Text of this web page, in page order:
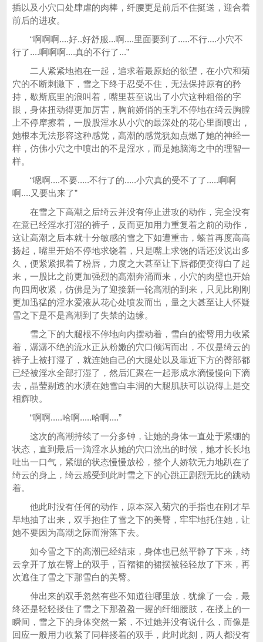
插以及小穴口处肆虐的肉棒，纤腰更是前后不住挺送，迎合着
前后的进攻。
“啊啊啊....好..好舒服...啊....里面要到了.....不行....小穴不
行了....啊啊啊....真的不行了...”
二人紧紧地抱在一起，追求着最原始的欲望，在小穴和菊
穴的不断刺激下，雪之下终于忍受不住，无法保持原有的矜
持，歇斯底里的浪叫着，嘴里甚至说出了小穴这种粗俗的字
眼，身体扭动得更加厉害，胸前娇俏的玉乳不停地在绮云胸膛
上不停摩擦着，一股股淫水从小穴的最深处的花心里面喷出，
她根本无法形容这种感觉，高潮的感觉犹如点燃了她的神经一
样，仿佛小穴之中喷出的不是淫水，而是她脑海之中的理智一
样。
“嗯啊....不要.....不行了的.....小穴真的受不了了.....啊啊
啊....又要出来了”
在雪之下高潮之后绮云并没有停止进攻的动作，完全没有
在意已经淫水打湿的裤子，反而更加用力重复着之前的动作，
这让高潮之后本就十分敏感的雪之下如遭重击，螓首再度高高
扬起，嘴里开始不停地求饶着，只是嘴上求饶的话还没说出多
久，便紧紧抿着了粉唇，力度之大甚至让下唇都便变得白了起
来，一股比之前更加强烈的高潮奔涌而来，小穴的肉壁也开始
向四周收紧，仿佛是为了迎接新一轮高潮的到来，只见比刚刚
更加迅猛的淫水爱液从花心处喷发而出，量之大甚至让人怀疑
雪之下是不是高潮到了失禁的边缘。
雪之下的大腿根不停地向内摆动着，雪白的蜜臀用力收紧
着，潺潺不绝的流水正从粉嫩的穴口倾泻而出，不仅是绮云的
裤子上被打湿了，就连她自己的大腿处以及靠近下方的臀部都
已经被淫水全部打湿了，然后汇聚在一起形成水滴慢慢向下滴
去，晶莹剔透的水渍在她雪白丰润的大腿肌肤可以说得上是交
相辉映。
“啊啊.....哈啊.....哈啊....”
这次的高潮持续了一分多钟，让她的身体一直处于紧绷的
状态，直到最后一滴淫水从她的穴口流出的时候，她才长长地
吐出一口气，紧绷的状态慢慢放松，整个人娇软无力地趴在了
绮云的身上，绮云感受到此时雪之下的心跳正剧烈无比的跳动
着。
他此时没有任何的动作，原本深入菊穴的手指也在刚才早
早地抽了出来，双手抱住了雪之下的美臀，牢牢地托住她，让
她不要因为高潮之际而滑落下去。
如今雪之下的高潮已经结束，身体也已然平静了下来，绮
云拿开了放在臀上的双手，百褶裙的裙摆被轻轻放了下来，再
次遮住了雪之下那雪白的美臀。
伸出来的双手忽然有些不知道往哪里放，犹豫了一会，最
终还是轻轻搂住了雪之下那盈盈一握的纤细腰肢，在搂上的一
瞬间，雪之下的身体突然一紧，不过她并没有说什么，而像是
回应一般用力收紧了同样搂着的双手，此时此刻，两人都没有